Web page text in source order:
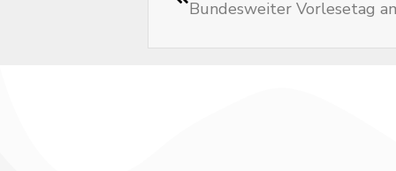
Bundesweiter Vorlesetag